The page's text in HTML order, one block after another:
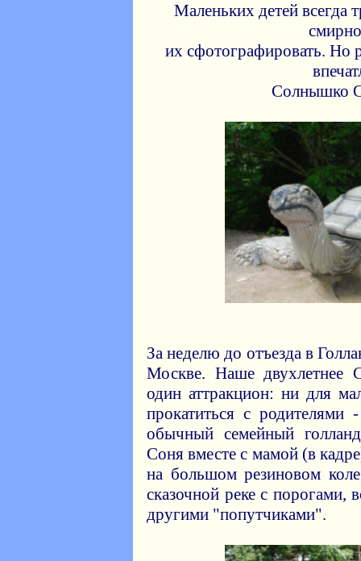
Маленьких детей всегда
их сфотографировать. Но
Солнышко
За неделю до отъезда в
Москве. Наше двухлетнее
один аттракцион: ни для
прокатиться с
обычный семейный
Соня вместе с мамой (в
на большом резиновом
сказочной реке с порогами,
другими "попутчиками".